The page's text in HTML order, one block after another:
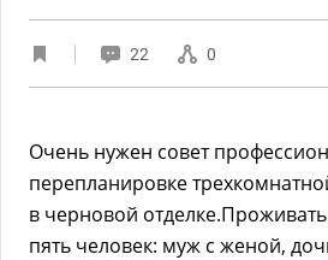
22 0
Очень нужен совет
перепланировке
в черновой
пять человек: муж с женой,